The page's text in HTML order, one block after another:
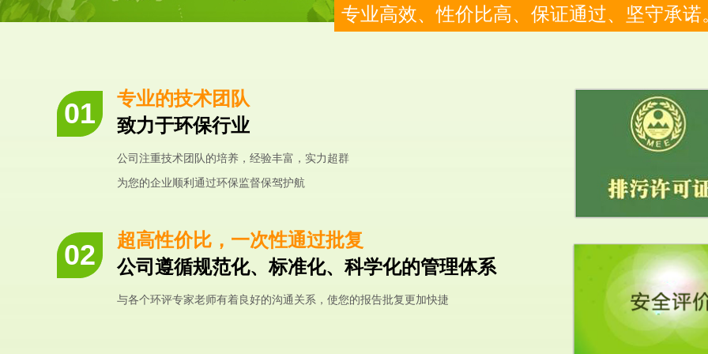
专业高效、性价比高、保证通过、坚守承诺
专业的技术团队
致力于环保行业
公司注重技术团队的培养，经验丰富，实力超群
为您的企业顺利通过环保监督保驾护航
超高性价比，一次性通过批复
公司遵循规范化、标准化、科学化的管理体系
与各个环评专家老师有着良好的沟通关系，使您的报告批复更加快捷